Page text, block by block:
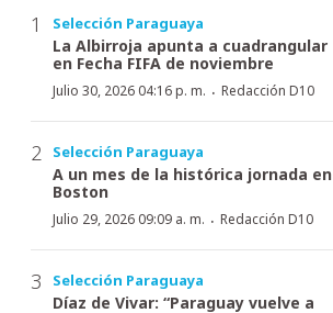
Selección Paraguaya
La Albirroja apunta a cuadrangular
en Fecha FIFA de noviembre
Julio 30, 2026 04:16 p. m. · Redacción D10
Selección Paraguaya
A un mes de la histórica jornada en
Boston
Julio 29, 2026 09:09 a. m. · Redacción D10
Selección Paraguaya
Díaz de Vivar: “Paraguay vuelve a